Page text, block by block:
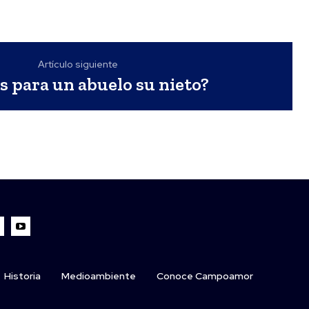
Artículo siguiente
para un abuelo su nieto?
Historia Medioambiente Conoce Campoamor